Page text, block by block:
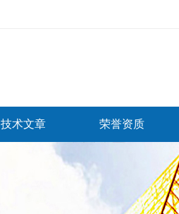
技术文章 荣誉资质